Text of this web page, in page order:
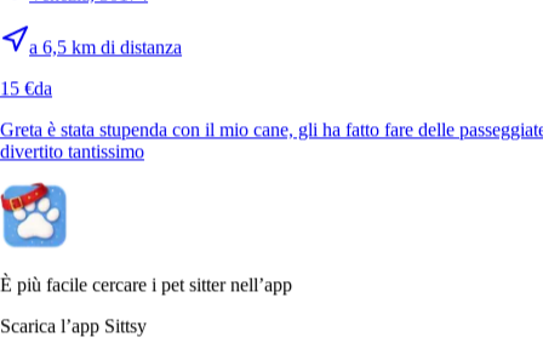
a 6,5 km di distanza
15 €da
Greta è stata stupenda con il mio cane, gli ha fatto fare delle
divertito tantissimo
È più facile cercare i pet sitter nell’app
Scarica l’app Sittsy